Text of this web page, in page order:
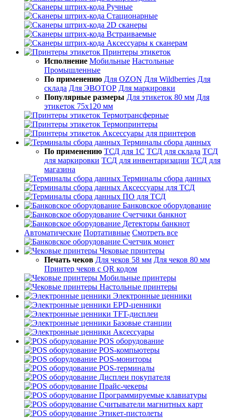
Ручные
Стационарные
2D сканеры
Встраиваемые
Аксессуары к сканерам
Принтеры этикеток
Исполнение Мобильные Настольные
Промышленные
По применению Для OZON Для Wildberries Для
склада Для ЭВОТОР Для маркировки
Популярные размеры Для этикеток 80 мм Для
этикеток 75х120 мм
Термотрансферные
Термопринтеры
Аксессуары для принтеров
Терминалы сбора данных
По применению ТСД для 1С ТСД для склада ТСД
для маркировки ТСД для инвентаризации ТСД для
магазина
Терминалы сбора данных
Аксессуары для ТСД
ПО для ТСД
Банковское оборудование
Счетчики банкнот
Детекторы банкнот
Автоматические Портативные Смотреть все
Счетчик монет
Чековые принтеры
Печать чеков Для чеков 58 мм Для чеков 80 мм
Принтер чеков с QR кодом
Мобильные принтеры
Настольные принтеры
Электронные ценники
EPD-ценники
TFT-дисплеи
Базовые станции
Аксессуары
POS оборудование
POS-компьютеры
POS-мониторы
POS-терминалы
Дисплеи покупателя
Прайс-чекеры
Программируемые клавиатуры
Считыватели магнитных карт
Этикет-пистолеты